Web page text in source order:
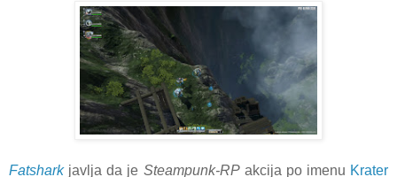
Fatsharkjavlja da je Steampunk-RPakcija po imenu Krater